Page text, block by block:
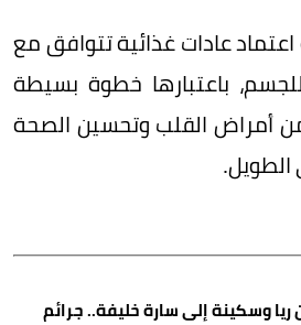
عادات غذائية تتوافق مع
باعتبارها خطوة بسيطة
أمراض القلب وتحسين الصحة
الطويل.
وسكينة إلى سارة خليفة.. جرائم